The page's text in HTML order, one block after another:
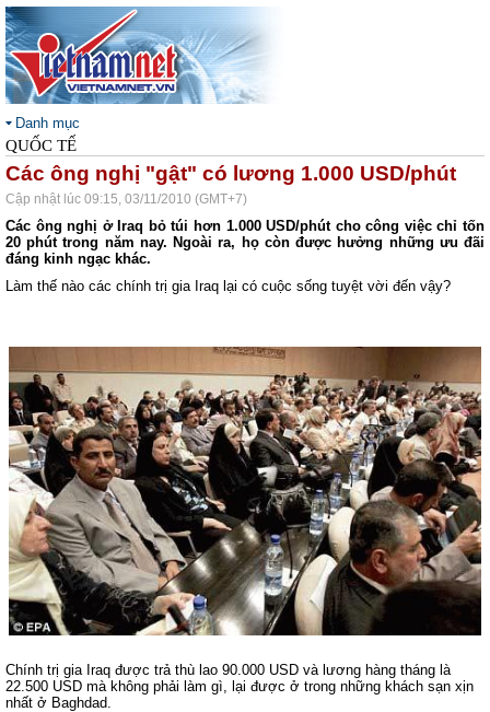
Danh mục
QUỐC TẾ
Các ông nghị "gật" có lương 1.000 USD/phút
Cập nhật lúc 09:15, 03/11/2010 (GMT+7)
Các ông nghị ở Iraq bỏ túi hơn 1.000 USD/phút cho công việc chỉ tốn
20 phút trong năm nay. Ngoài ra, họ còn được hưởng những ưu đãi
đáng kinh ngạc khác.
Làm thế nào các chính trị gia Iraq lại có cuộc sống tuyệt vời đến vậy?
Chính trị gia Iraq được trả thù lao 90.000 USD và lương hàng tháng là
22.500 USD mà không phải làm gì, lại được ở trong những khách sạn xịn
nhất ở Baghdad.